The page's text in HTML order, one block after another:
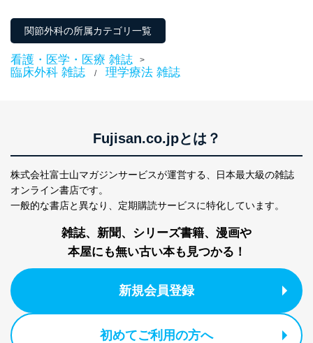
関節外科の所属カテゴリ一覧
看護・医学・医療 雑誌 >
臨床外科 雑誌 / 理学療法 雑誌
Fujisan.co.jpとは？
株式会社富士山マガジンサービスが運営する、
日本最大級の雑誌
オンライン書店です。
一般的な書店と異なり、 定期購読サービスに特化しています。
雑誌、新聞、シリーズ書籍、漫画や
本屋にも無い古い本も見つかる！
新規会員登録
初めてご利用の方へ